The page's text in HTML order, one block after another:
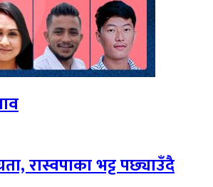
रास्वपाका भट्ट पछ्याउँदै